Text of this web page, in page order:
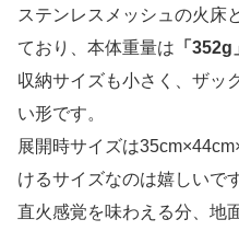
ステンレスメッシュの火床
ており、本体重量は 「352g
収納サイズも小さく、ザッ
い形です。
展開時サイズは
けるサイズなのは嬉しいで
直火感覚を味わえる分、地